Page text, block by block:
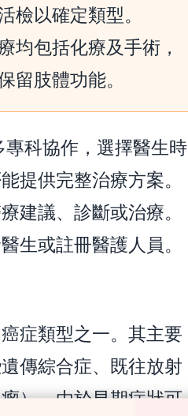
檢以確定類型。
均包括化療及手術，
留肢體功能。
科協作，選擇醫生時
提供完整治療方案。
建議、診斷或治療。
生或註冊醫護人員。
症類型之一。其主要
傳綜合症、既往放射
）。由於早期症狀可